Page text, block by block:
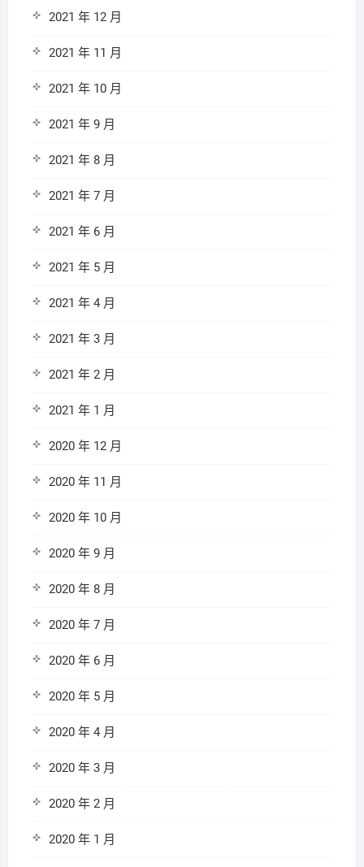
2021 年 12 月
2021 年 11 月
2021 年 10 月
2021 年 9 月
2021 年 8 月
2021 年 7 月
2021 年 6 月
2021 年 5 月
2021 年 4 月
2021 年 3 月
2021 年 2 月
2021 年 1 月
2020 年 12 月
2020 年 11 月
2020 年 10 月
2020 年 9 月
2020 年 8 月
2020 年 7 月
2020 年 6 月
2020 年 5 月
2020 年 4 月
2020 年 3 月
2020 年 2 月
2020 年 1 月